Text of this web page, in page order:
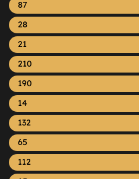
87
28
21
210
190
14
132
65
112